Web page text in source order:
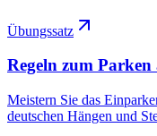
Übungssatz
Regeln zum Parken
Meistern Sie das
deutschen Hängen und